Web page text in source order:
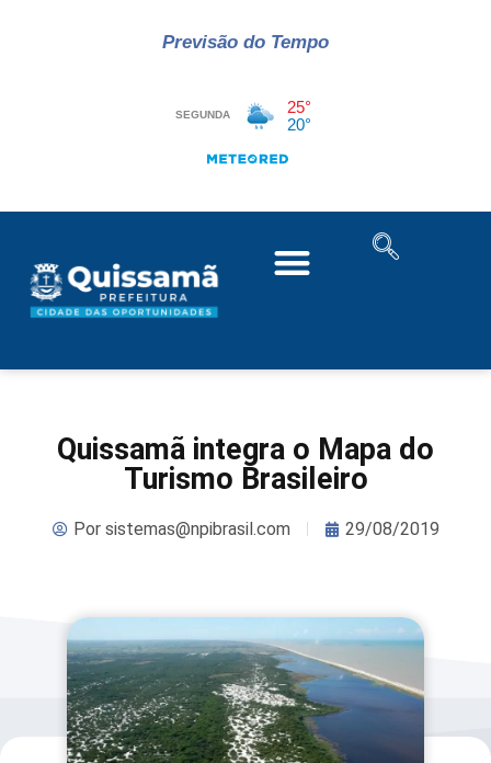
Previsão do Tempo
Quissamã integra o Mapa do
Turismo Brasileiro
Porsistemas@npibrasil.com 29/08/2019